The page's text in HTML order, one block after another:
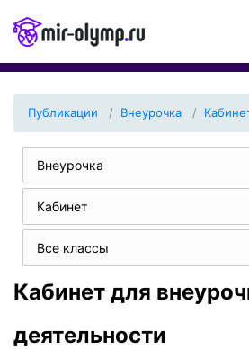
Публикации Внеурочка
Внеурочка
Кабинет
Все классы
Кабинет для
деятельности